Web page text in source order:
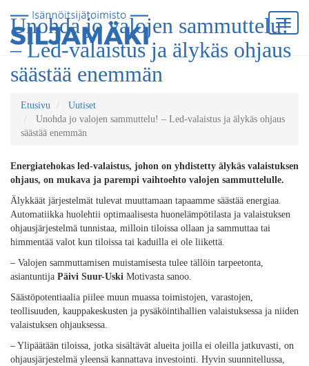
Unohda jo valojen sammuttelu!
– Led-valaistus ja älykäs ohjaus
säästää enemmän
Etusivu
Uutiset
Unohda jo valojen sammuttelu! – Led-valaistus ja älykäs ohjaus
säästää enemmän
Energiatehokas led-valaistus, johon on yhdistetty älykäs valaistuksen
ohjaus, on mukava ja parempi vaihtoehto valojen sammuttelulle.
Älykkäät järjestelmät tulevat muuttamaan tapaamme säästää energiaa.
Automatiikka huolehtii optimaalisesta huonelämpötilasta ja valaistuksen
ohjausjärjestelmä tunnistaa, milloin tiloissa ollaan ja sammuttaa tai
himmentää valot kun tiloissa tai kaduilla ei ole liikettä.
– Valojen sammuttamisen muistamisesta tulee tällöin tarpeetonta,
asiantuntija Päivi Suur-Uski Motivasta sanoo.
Säästöpotentiaalia piilee muun muassa toimistojen, varastojen,
teollisuuden, kauppakeskusten ja pysäköintihallien valaistuksessa ja niiden
valaistuksen ohjauksessa.
– Ylipäätään tiloissa, jotka sisältävät alueita joilla ei oleilla jatkuvasti, on
ohjausjärjestelmä yleensä kannattava investointi. Hyvin suunnitellussa,